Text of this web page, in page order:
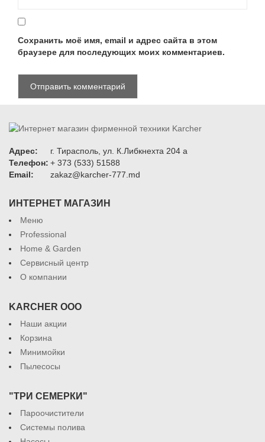
Сохранить моё имя, email и адрес сайта в этом
браузере для последующих моих комментариев.
Адрес:
г. Тирасполь, ул. К.Либкнехта 204 а
Телефон: + 373 (533) 51588
Email:
zakaz@karcher-777.md
ИНТЕРНЕТ МАГАЗИН
Меню
Professional
Home & Garden
Сервисный центр
О компании
KARCHER ООО
Наши акции
Корзина
Минимойки
Пылесосы
"ТРИ СЕМЕРКИ"
Пароочистители
Системы полива